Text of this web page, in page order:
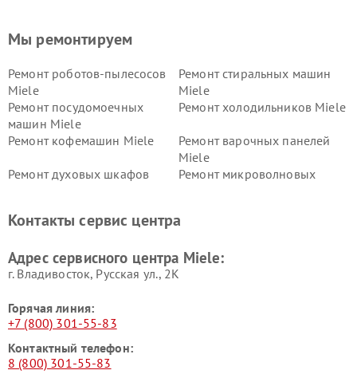
Мы ремонтируем
Ремонт роботов-пылесосов
Miele
Ремонт стиральных машин
Miele
Ремонт посудомоечных
машин Miele
Ремонт холодильников Miele
Ремонт кофемашин Miele
Ремонт варочных панелей
Miele
Ремонт духовых шкафов
Ремонт микроволновых
Miele
Miele
пылесосов Miele
Контакты сервис центра
Адрес сервисного центра Miele:
г. Владивосток, Русская ул., 2К
Горячая линия:
+7 (800) 301-55-83
Контактный телефон:
8 (800) 301-55-83